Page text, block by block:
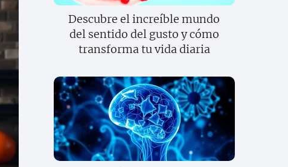
Descubre el increíble mundo
del sentido del gusto y cómo
transforma tu vida diaria